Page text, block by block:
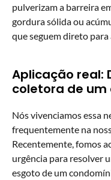
pulverizam a barreira
gordura sólida ou
que seguem direto para
Aplicação real:
coletora de
Nós vivenciamos essa
frequentemente na
Recentemente, fomos
urgência para resolver
esgoto de um